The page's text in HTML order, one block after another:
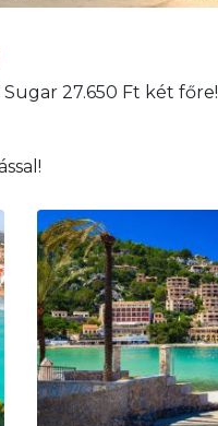
27.650 Ft két főre!